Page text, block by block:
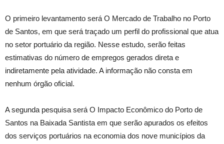
O primeiro levantamento será O Mercado de Trabalho no Porto
de Santos, em que será traçado um perfil do profissional que atua
no setor portuário da região. Nesse estudo, serão feitas
estimativas do número de empregos gerados direta e
indiretamente pela atividade. A informação não consta em
nenhum órgão oficial.
A segunda pesquisa será O Impacto Econômico do Porto de
Santos na Baixada Santista em que serão apurados os efeitos
dos serviços portuários na economia dos nove municípios da